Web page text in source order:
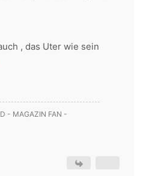
, das Uter wie sein
- MAGAZIN FAN -